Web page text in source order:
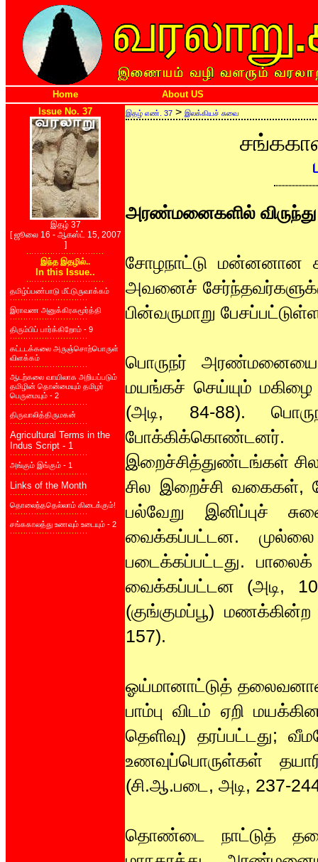
Home
About US
Issue No. 37
இதழ் 37
[ ஜூலை 16 - ஆகஸ்ட் 15, 2007
]
இந்த இதழில்..
In this Issue..
தமிழ்ப்பண்பாடு மீட்டுருவாக்கம்
இராவண அனுக்கிரகமூர்த்தி
திரும்பிப் பார்க்கிறோம் - 9
கட்டடக்கலை அருஞ்சொற்பொருள்
விளக்கம்
ஆடற்கலை வாயிலாக அறியப்படும்
தமிழின் தொன்மையும் தமிழர்
பெருமையும் - 2
திருவாலித்திருமகன்
Agricultural Terms in the
Indus Script - 1
அங்கும் இங்கும் - 1
Links of the Month
தொலைந்ததெல்லாம் கிடைக்கும்!
சங்ககாலத்து உணவும் உடையும் - 2
இதழ் எண். 37 > இலக்கியச் சுவை
அரண்மனைகளில் விருந்து
சோழநாட்டு மன்னனான
அவனைச்
பின்வருமாறு
பொருநர் அரண்மனையை
மயங்கச் செய்யும்
(அடி, 84-88).
இறைச்சித்துண்டங்கள் சில,
சில இறைச்சி வகைகள்,
பல்வேறு இனிப்புச்
வைக்கப்பட்டன.
படைக்கப்பட்டது.
வைக்கப்பட்டன (அடி,
(குங்குமப்பூ)
157).
ஓய்மானாட்டுத்
பாம்பு விடம் ஏறி
தெளிவு) தரப்பட்டது;
உணவுப்பொருள்கள்
(சி.ஆ.படை, அடி, 237-
தொண்டை நாட்டுத்